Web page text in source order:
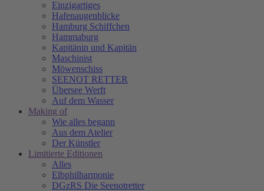
Einzigartiges
Hafenaugen­blicke
Hamburg Schiffchen
Hammaburg
Kapitänin und Kapitän
Maschinist
Möwenschiss
SEENOT RETTER
Übersee Werft
Auf dem Wasser
Making of
Wie alles begann
Aus dem Atelier
Der Künstler
Limitierte Editionen
Alles
Elbphilharmonie
DGzRS Die Seenotretter